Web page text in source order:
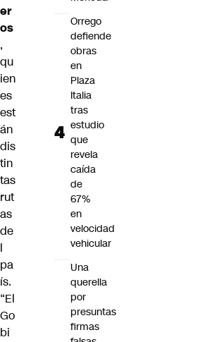
er
os
,
qu
ien
es
est
án
dis
tin
tas
rut
as
de
l
pa
ís.
“El
Go
bi
Orrego
defiende
obras
en
Plaza
Italia
tras
estudio
que
revela
caída
de
67%
en
velocidad
vehicular
Una
querella
por
presuntas
firmas